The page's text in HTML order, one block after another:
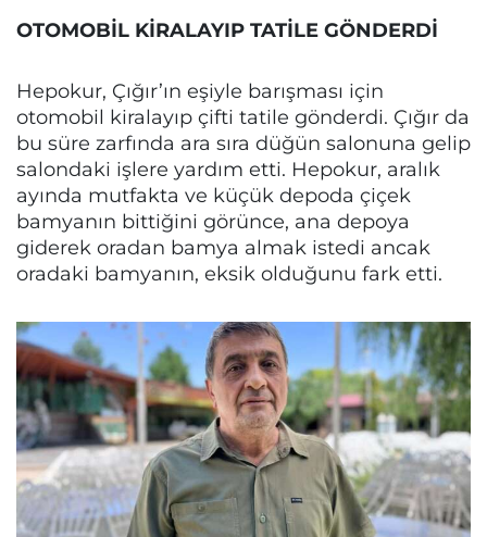
OTOMOBİL KİRALAYIP TATİLE GÖNDERDİ
Hepokur, Çığır’ın eşiyle barışması için
otomobil kiralayıp çifti tatile gönderdi. Çığır da
bu süre zarfında ara sıra düğün salonuna gelip
salondaki işlere yardım etti. Hepokur, aralık
ayında mutfakta ve küçük depoda çiçek
bamyanın bittiğini görünce, ana depoya
giderek oradan bamya almak istedi ancak
oradaki bamyanın, eksik olduğunu fark etti.